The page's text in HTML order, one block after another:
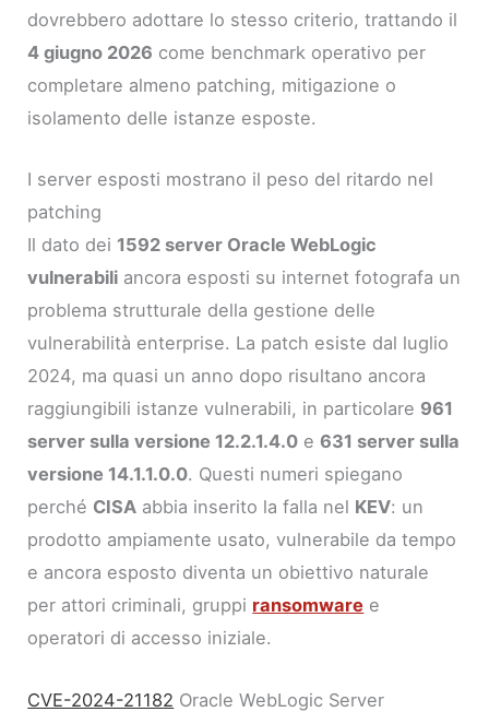
dovrebbero adottare lo stesso criterio, trattando il
4 giugno 2026 come benchmark operativo per
completare almeno patching, mitigazione o
isolamento delle istanze esposte.
I server esposti mostrano il peso del ritardo nel
patching
Il dato dei 1592 server Oracle WebLogic
vulnerabili ancora esposti su internet fotografa un
problema strutturale della gestione delle
vulnerabilità enterprise. La patch esiste dal luglio
2024, ma quasi un anno dopo risultano ancora
raggiungibili istanze vulnerabili, in particolare 961
server sulla versione 12.2.1.4.0 e631 server sulla
versione 14.1.1.0.0. Questi numeri spiegano
perché CISA abbia inserito la falla nel KEV: un
prodotto ampiamente usato, vulnerabile da tempo
e ancora esposto diventa un obiettivo naturale
per attori criminali, gruppi ransomware e
operatori di accesso iniziale.
CVE-2024-21182 Oracle WebLogic Server